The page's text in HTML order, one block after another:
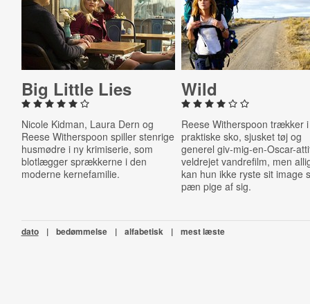
Big Little Lies
Nicole Kidman, Laura Dern og
Reese Witherspoon spiller stenrige
husmødre i ny krimiserie, som
blotlægger sprækkerne i den
moderne kernefamilie.
Wild
Reese Witherspoon trækker i
praktiske sko, sjusket tøj og
generel giv-mig-en-Oscar-
veldrejet vandrefilm, men
kan hun ikke ryste sit image
pæn pige af sig.
dato | bedømmelse | alfabetisk | mest læste